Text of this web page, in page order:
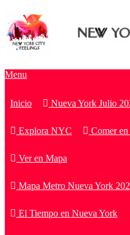
Menu
Inicio Nueva York Julio
Explora NYC Comer
Ver en Mapa
Mapa Metro Nueva York
El Tiempo en Nueva York